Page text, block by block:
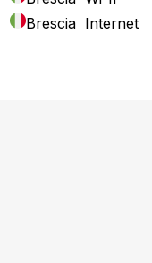
Brescia Internet